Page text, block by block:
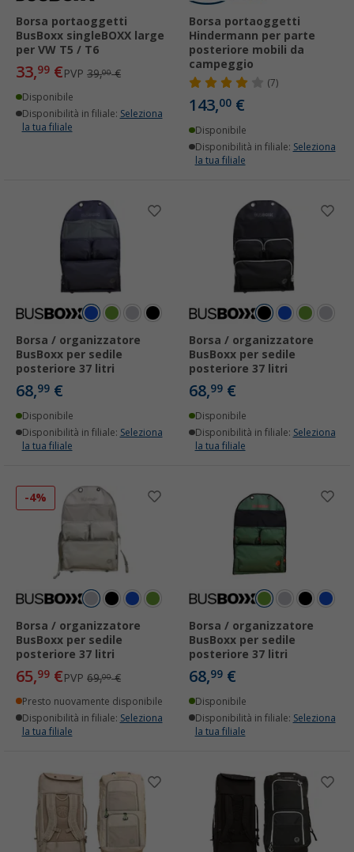
Borsa portaoggetti
BusBoxx singleBOXX large
per VW T5 / T6
33,99 €PVP 39,00€
Disponibile
Disponibilità in filiale: Seleziona
la tua filiale
Borsa portaoggetti
Hindermann per parte
posteriore mobili da
campeggio
(7)
143,00 €
Disponibile
Disponibilità in filiale: Seleziona
la tua filiale
Borsa / organizzatore
BusBoxx per sedile
posteriore 37 litri
68,99 €
Disponibile
Disponibilità in filiale: Seleziona
la tua filiale
Borsa / organizzatore
BusBoxx per sedile
posteriore 37 litri
68,99 €
Disponibile
Disponibilità in filiale: Seleziona
la tua filiale
-4%
Borsa / organizzatore
BusBoxx per sedile
posteriore 37 litri
65,99 €PVP 69,00€
Presto nuovamente disponibile
Disponibilità in filiale: Seleziona
la tua filiale
Borsa / organizzatore
BusBoxx per sedile
posteriore 37 litri
68,99 €
Disponibile
Disponibilità in filiale: Seleziona
la tua filiale